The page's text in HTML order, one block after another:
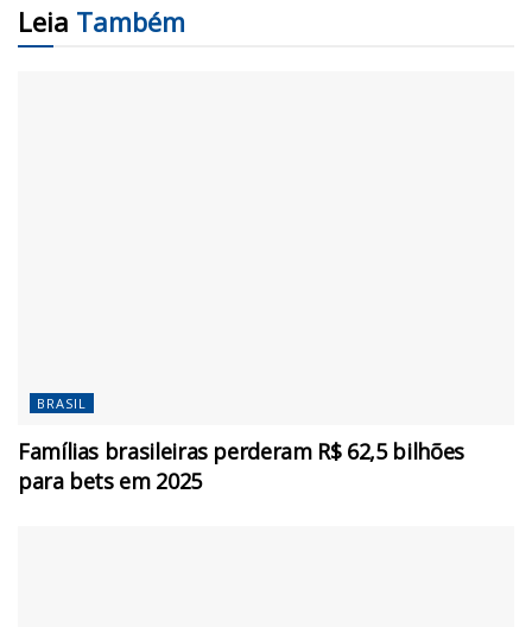
Leia Também
BRASIL
Famílias brasileiras perderam R$ 62,5 bilhões
para bets em 2025